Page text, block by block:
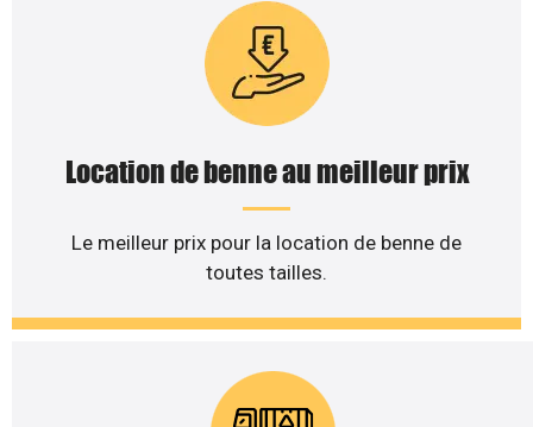
Location de benne au meilleur prix
Le meilleur prix pour la location de benne de
toutes tailles.